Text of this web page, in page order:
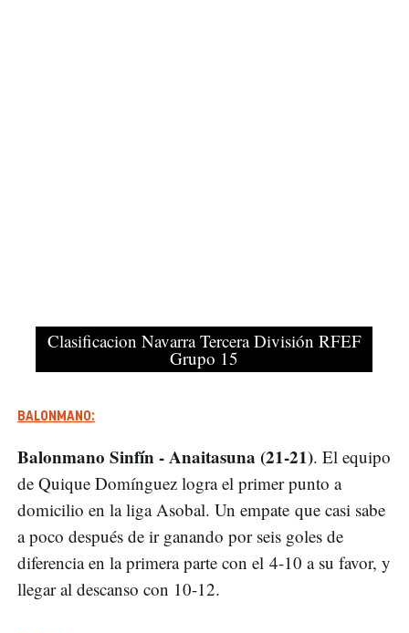
Clasificacion Navarra Tercera División RFEF
Grupo 15
BALONMANO:
Balonmano Sinfín - Anaitasuna (21-21). El equipo
de Quique Domínguez logra el primer punto a
domicilio en la liga Asobal. Un empate que casi sabe
a poco después de ir ganando por seis goles de
diferencia en la primera parte con el 4-10 a su favor, y
llegar al descanso con 10-12.